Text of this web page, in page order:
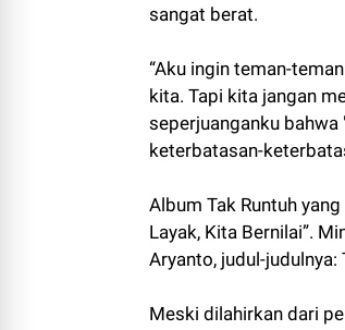
sangat berat.
“Aku ingin teman-
kita. Tapi kita jangan
seperjuanganku bahwa
keterbatasan-
Album Tak Runtuh
Layak, Kita Bernilai”.
Aryanto, judul-judulnya:
Meski dilahirkan dari